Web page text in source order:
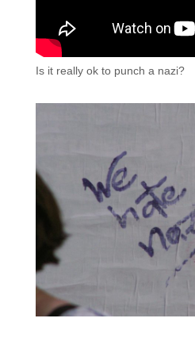
Is it really ok to punch a nazi?